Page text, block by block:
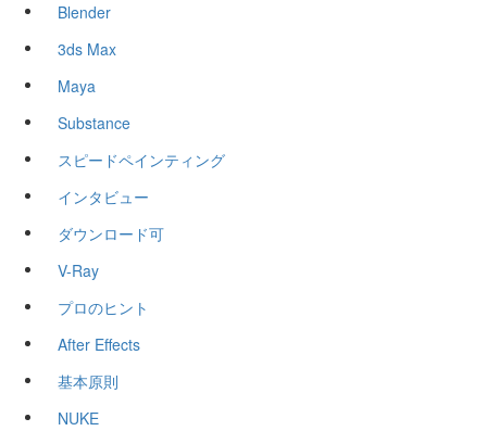
Blender
3ds Max
Maya
Substance
スピードペインティング
インタビュー
ダウンロード可
V-Ray
プロのヒント
After Effects
基本原則
NUKE